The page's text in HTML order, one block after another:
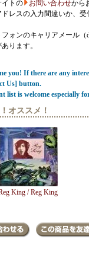
イトの
お問い合わせから
レスの入力間違いか、
ォンのキャリアメール（
ります。
you! If there are any
Us] button.
list is welcome especially
オススメ！
King / Reg King